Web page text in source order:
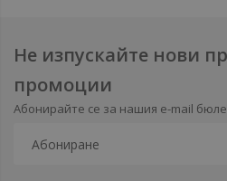
Не изпускайте нови
промоции
Абонирайте се за нашия e-mail